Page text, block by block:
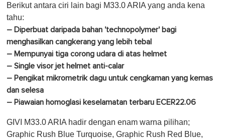
Berikut antara ciri lain bagi M33.0 ARIA yang anda kena
tahu:
– Diperbuat daripada bahan 'technopolymer' bagi
menghasilkan cangkerang yang lebih tebal
– Mempunyai tiga corong udara di atas helmet
– Single visor jet helmet anti-calar
– Pengikat mikrometrik dagu untuk cengkaman yang kemas
dan selesa
– Piawaian homoglasi keselamatan terbaru ECER22.06
GIVI M33.0 ARIA hadir dengan enam warna pilihan;
Graphic Rush Blue Turquoise, Graphic Rush Red Blue,